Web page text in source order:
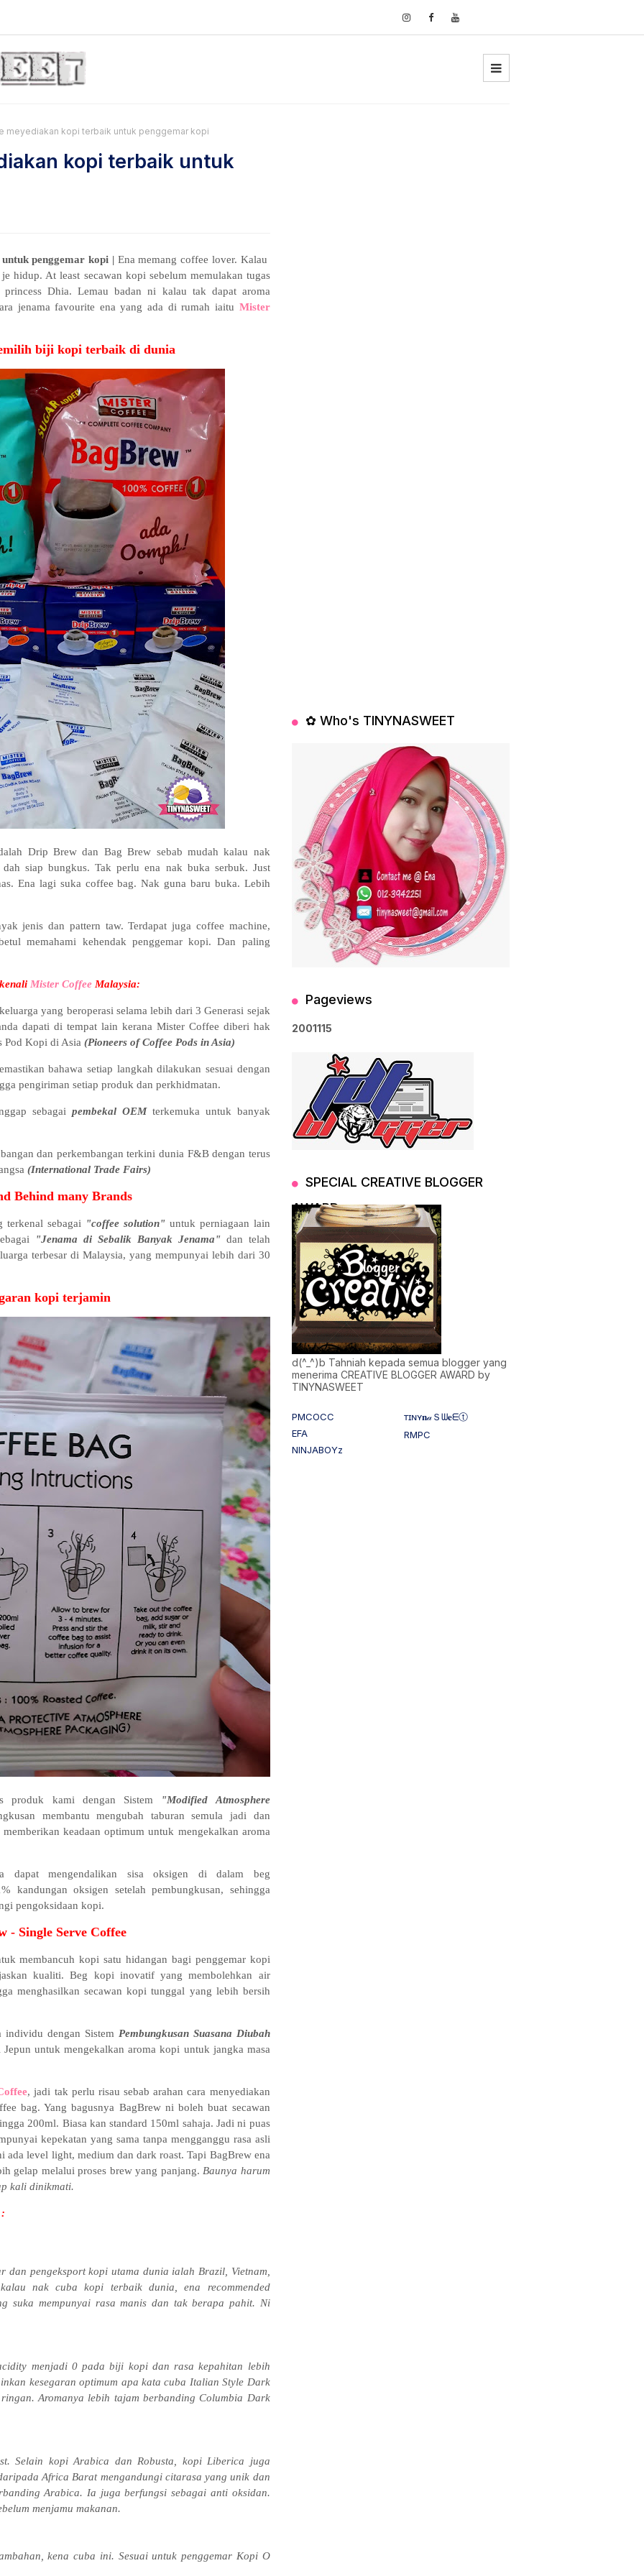
meyediakan kopi terbaik untuk penggemar kopi
kopi terbaik untuk
penggemar kopi |Ena memang coffee lover. Kalau
hidup. At least secawan kopi sebelum memulakan tugas
Dhia. Lemau badan ni kalau tak dapat aroma
jenama favourite ena yang ada di rumah iaitu Mister
biji kopi terbaik di dunia
Drip Brew dan Bag Brew sebab mudah kalau nak
siap bungkus. Tak perlu ena nak buka serbuk. Just
Ena lagi suka coffee bag. Nak guna baru buka. Lebih
jenis dan pattern taw. Terdapat juga coffee machine,
memahami kehendak penggemar kopi. Dan paling
Mister Coffee Malaysia:
yang beroperasi selama lebih dari 3 Generasi sejak
dapati di tempat lain kerana Mister Coffee diberi hak
Pod Kopi di Asia (Pioneers of Coffee Pods in Asia)
bahawa setiap langkah dilakukan sesuai dengan
pengiriman setiap produk dan perkhidmatan.
sebagaipembekal OEMterkemuka untuk banyak
dan perkembangan terkini dunia F&B dengan terus
(International Trade Fairs)
Behind many Brands
terkenal sebagai "coffee solution" untuk perniagaan lain
"Jenama di Sebalik Banyak Jenama"dan telah
terbesar di Malaysia, yang mempunyai lebih dari 30
kopi terjamin
produk kami dengan Sistem "Modified Atmosphere
membantu mengubah taburan semula jadi dan
keadaan optimum untuk mengekalkan aroma
dapat mengendalikan sisa oksigen di dalam beg
kandungan oksigen setelah pembungkusan, sehingga
pengoksidaan kopi.
- Single Serve Coffee
membancuh kopi satu hidangan bagi penggemar kopi
kualiti. Beg kopi inovatif yang membolehkan air
menghasilkan secawan kopi tunggal yang lebih bersih
individu dengan Sistem Pembungkusan Suasana Diubah
untuk mengekalkan aroma kopi untuk jangka masa
, jadi tak perlu risau sebab arahan cara menyediakan
bag. Yang bagusnya BagBrew ni boleh buat secawan
200ml. Biasa kan standard 150ml sahaja. Jadi ni puas
kepekatan yang sama tanpa mengganggu rasa asli
ada level light, medium dan dark roast. Tapi BagBrew ena
gelap melalui proses brew yang panjang. Baunya harum
kali dinikmati.
pengeksport kopi utama dunia ialah Brazil, Vietnam,
nak cuba kopi terbaik dunia, ena recommended
suka mempunyai rasa manis dan tak berapa pahit. Ni
menjadi 0 pada biji kopi dan rasa kepahitan lebih
kesegaran optimum apa kata cuba Italian Style Dark
Aromanya lebih tajam berbanding Columbia Dark
Selain kopi Arabica dan Robusta, kopi Liberica juga
Africa Barat mengandungi citarasa yang unik dan
Arabica. Ia juga berfungsi sebagai anti oksidan.
menjamu makanan.
kena cuba ini. Sesuai untuk penggemar Kopi O
✿ Who's TINYNASWEET
Pageviews
2001115
SPECIAL CREATIVE BLOGGER
AWARD
d(^_^)b Tahniah kepada semua blogger yang
menerima CREATIVE BLOGGER AWARD by
TINYNASWEET
PMCOCC
ᴛɪɴʏ𝐧𝒶Ｓᗯ𝐞ᗴⓣ
EFA
RMPC
NINJABOYz